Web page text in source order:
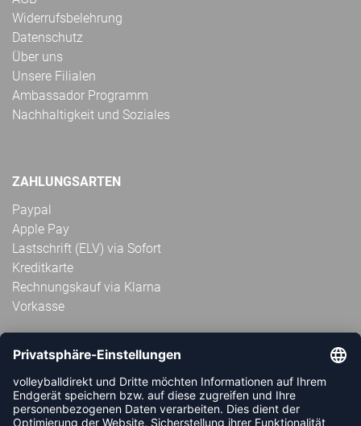
Widerrufsbelehrung
Datenschutz
Über uns
Unsere Filialen
Ambassador Programm
Nachhaltigkeit und Soziales
ZAHLUNGSARTEN
Paypal
Apple Pay
Lastschrift (ELV) via Sofort
Kreditkarte
Rechnungskauf via Klarna
Vorkasse
ABONNIERE JETZT DEN KOSTENLOSEN
VOLLEYBALLDIREKT-NEWSLETTER UND VERPASSE KEINE
NEUIGKEIT ODER AKTION MEHR.